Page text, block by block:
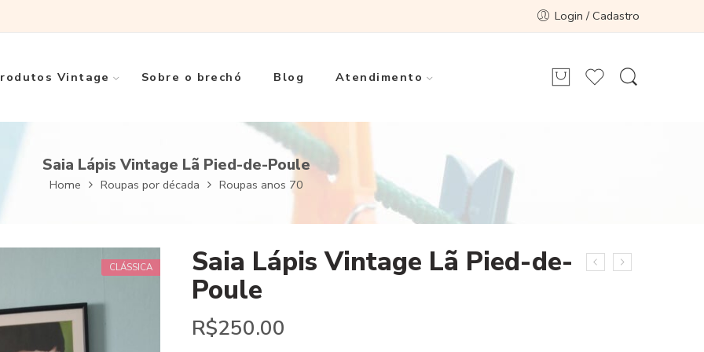
Login / Cadastro
Vintage Sobre o brechó Blog Atendimento
Saia Lápis Vintage Lã Pied-de-Poule
Home Roupas por década Roupas anos 70
CLÁSSICA Saia Lápis Vintage Lã Pied-de-
Poule
R$250.00